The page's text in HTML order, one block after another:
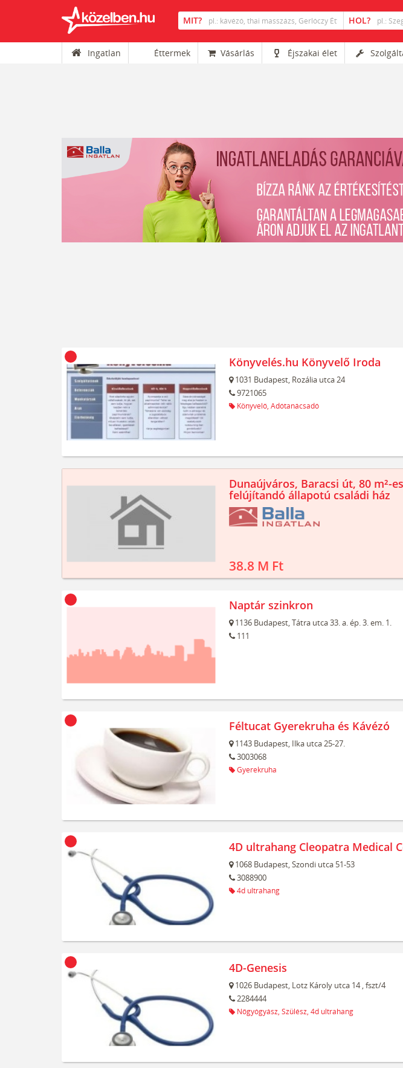
Ingatlan Éttermek Vásárlás Éjszakai élet
Könyvelés.hu Könyvelő Iroda
1031 Budapest, Rozália utca 24
9721065
Könyvelő, Adótanácsadó
Dunaújváros, Baracsi út, 80 m²-
felújítandó állapotú családi ház
38.8 M Ft
Naptár szinkron
1136 Budapest,Tátra utca 33. a. ép. 3. em. 1.
111
Féltucat Gyerekruha és Kávézó
1143 Budapest, Ilka utca 25-27.
3003068
Gyerekruha
4D ultrahang Cleopatra Medical
1068 Budapest,Szondi utca 51-53
3088900
4d ultrahang
4D-Genesis
1026 Budapest, Lotz Károly utca 14, fszt/4
2284444
Nőgyógyász, Szülész, 4d ultrahang